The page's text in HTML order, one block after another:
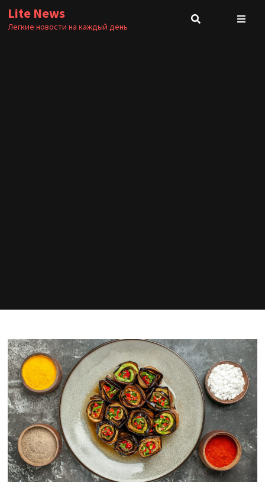
Перейти
Lite News
Легкие новости на каждый день